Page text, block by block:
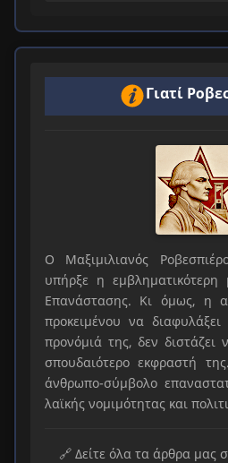
Γιατί
Ο Μαξιμιλιανός
υπήρξε η εμβληματικότερη
Επανάστασης. Κι όμως, η
προκειμένου να
προνόμιά της, δεν διστάζει
σπουδαιότερο εκφραστή
άνθρωπο-σύμβολο
λαϊκής νομιμότητας και
🔗 Δείτε όλα τα άρθρα μας